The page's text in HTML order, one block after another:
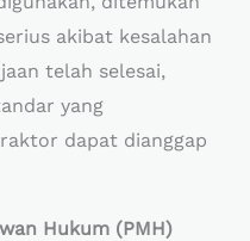
akibat kesalahan
telah selesai,
yang
dapat dianggap
Hukum (PMH)